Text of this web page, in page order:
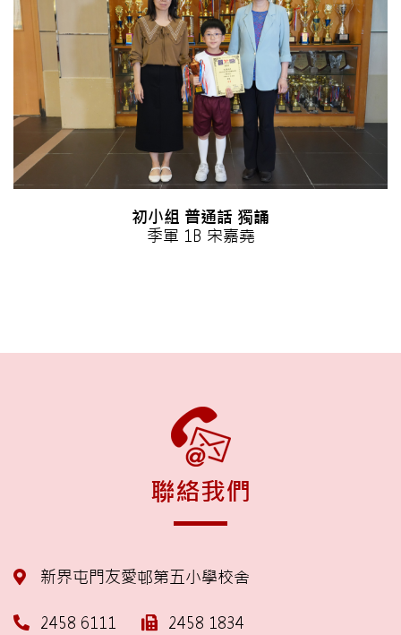
初小組 普通話 獨誦
季軍 1B 宋嘉堯
聯絡我們
新界屯門友愛邨第五小學校舍
2458 6111 2458 1834